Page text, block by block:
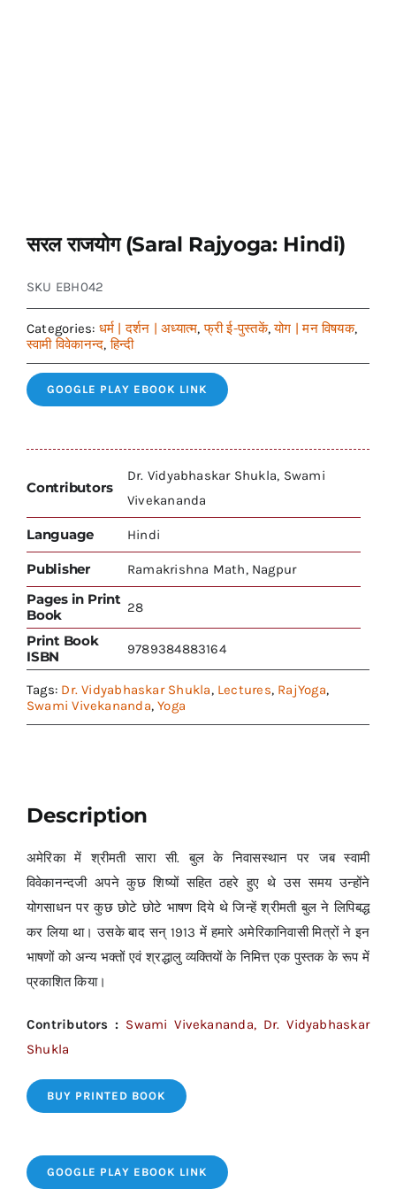
सरल राजयोग (Saral Rajyoga: Hindi)
SKU EBH042
Categories: धर्म | दर्शन | अध्यात्म,फ्री ई-पुस्तकें,योग | मन विषयक,
स्वामी विवेकानन्द,हिन्दी
GOOGLE PLAY EBOOK LINK
Contributors
Dr. Vidyabhaskar Shukla, Swami
Vivekananda
Language Hindi
Publisher Ramakrishna Math, Nagpur
Pages in Print
Book
28
Print Book
ISBN
9789384883164
Tags: Dr. Vidyabhaskar Shukla, Lectures, RajYoga,
Swami Vivekananda,Yoga
Description
अमेरिका में श्रीमती सारा सी. बुल के निवासस्थान पर जब स्वामी
विवेकानन्दजी अपने कुछ शिष्यों सहित ठहरे हुए थे उस समय उन्होंने
योगसाधन पर कुछ छोटे छोटे भाषण दिये थे जिन्हें श्रीमती बुल ने लिपिबद्ध
कर लिया था। उसके बाद सन् 1913 में हमारे अमेरिकानिवासी मित्रों ने इन
भाषणों को अन्य भक्तों एवं श्रद्धालु व्यक्तियों के निमित्त एक पुस्तक के रूप में
प्रकाशित किया।
Contributors : Swami Vivekananda, Dr. Vidyabhaskar
Shukla
BUY PRINTED BOOK
GOOGLE PLAY EBOOK LINK